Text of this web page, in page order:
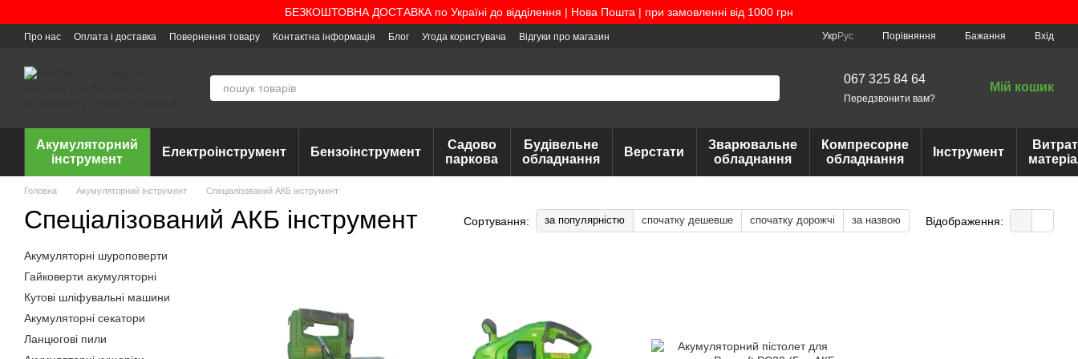
БЕЗКОШТОВНА ДОСТАВКА по Україні до відділення | Нова Пошта | при замовленні від 1000 грн
Про нас Оплата і доставка Повернення товару Контактна інформація Блог Угода користувача Відгуки про магазин УкрРус Порівняння Бажання Вхід
067 325 84 64
Передзвонити вам?
Мій кошик
Акумуляторний
інструмент
Електроінструмент Бензоінструмент
Садово
паркова
Будівельне
обладнання
Верстати
Зварювальне
обладнання
Компресорне
обладнання
Інструмент
Головна Акумуляторний інструмент Спеціалізований АКБ інструмент
Спеціалізований АКБ інструмент Сортування: за популярністю спочатку дешевше спочатку дорожчі за назвою Відображення:
Акумуляторні шуроповерти
Гайковерти акумуляторні
Кутові шліфувальні машини
Акумуляторні секатори
Ланцюгові пили